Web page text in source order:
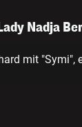
Nadja
mit